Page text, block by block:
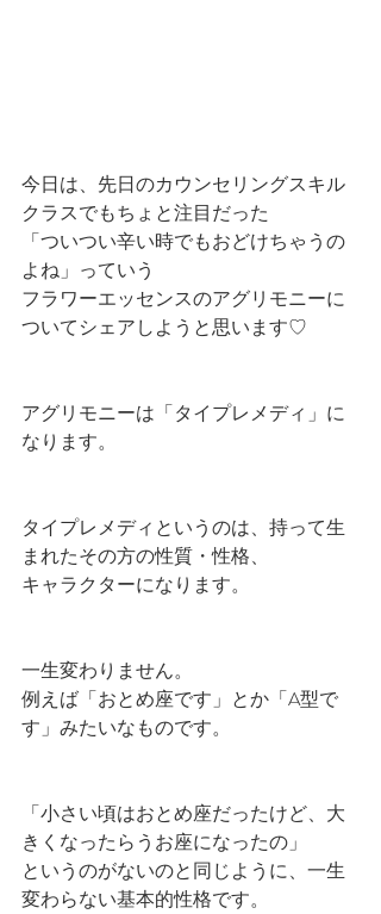
今日は、先日のカウンセリングスキル
クラスでもちょと注目だった
「ついつい辛い時でもおどけちゃうの
よね」っていう
フラワーエッセンスのアグリモニーに
ついてシェアしようと思います♡
アグリモニーは「タイプレメディ」に
なります。
タイプレメディというのは、持って生
まれたその方の性質・性格、
キャラクターになります。
一生変わりません。
例えば「おとめ座です」とか「A型で
す」みたいなものです。
「小さい頃はおとめ座だったけど、大
きくなったらうお座になったの」
というのがないのと同じように、一生
変わらない基本的性格です。